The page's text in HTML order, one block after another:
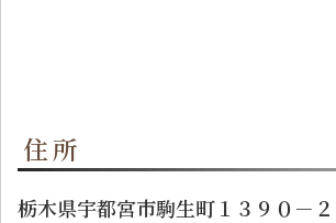
住所
栃木県宇都宮市駒生町１３９０－２